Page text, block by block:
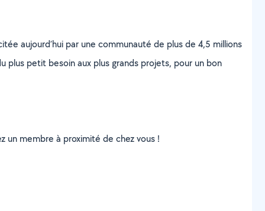
aujourd’hui par une communauté de plus de 4,5 millions
plus petit besoin aux plus grands projets, pour un bon
un membre à proximité de chez vous !